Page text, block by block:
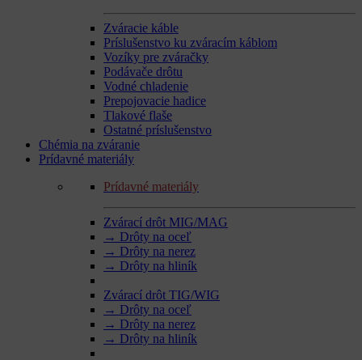
Zváracie káble
Príslušenstvo ku zváracím káblom
Vozíky pre zváračky
Podávače drôtu
Vodné chladenie
Prepojovacie hadice
Tlakové flaše
Ostatné príslušenstvo
Chémia na zváranie
Prídavné materiály
Prídavné materiály
Zvárací drôt MIG/MAG
→ Drôty na oceľ
→ Drôty na nerez
→ Drôty na hliník
Zvárací drôt TIG/WIG
→ Drôty na oceľ
→ Drôty na nerez
→ Drôty na hliník